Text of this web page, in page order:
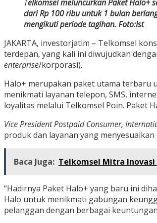
Telkomsel meluncurkan Paket Halo+
dari Rp 100 ribu untuk 1 bulan
mengikuti periode tagihan. Foto:Ist
JAKARTA, investorjatim – Telkomsel
terdepan, yang kali ini diwujudkan
enterprise/korporasi).
Halo+ merupakan paket utama terbaru
menikmati layanan telepon, SMS,
loyalitas melalui Telkomsel Poin. Paket
Vice President Postpaid Consumer,
produk dan layanan yang
Baca Juga: Telkomsel Mitra Inovasi
“Hadirnya Paket Halo+ yang baru ini
Halo untuk menikmati gabungan
pelanggan dengan berbagai